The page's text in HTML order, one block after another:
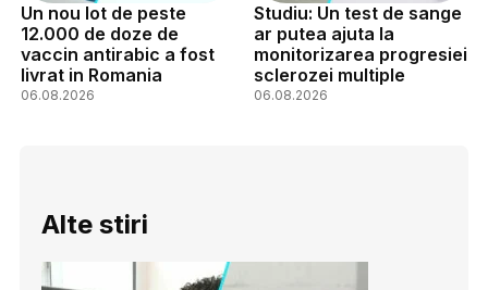
Un nou lot de peste
12.000 de doze de
vaccin antirabic a fost
livrat in Romania
06.08.2026
Studiu: Un test de sange
ar putea ajuta la
monitorizarea progresiei
sclerozei multiple
06.08.2026
Alte stiri